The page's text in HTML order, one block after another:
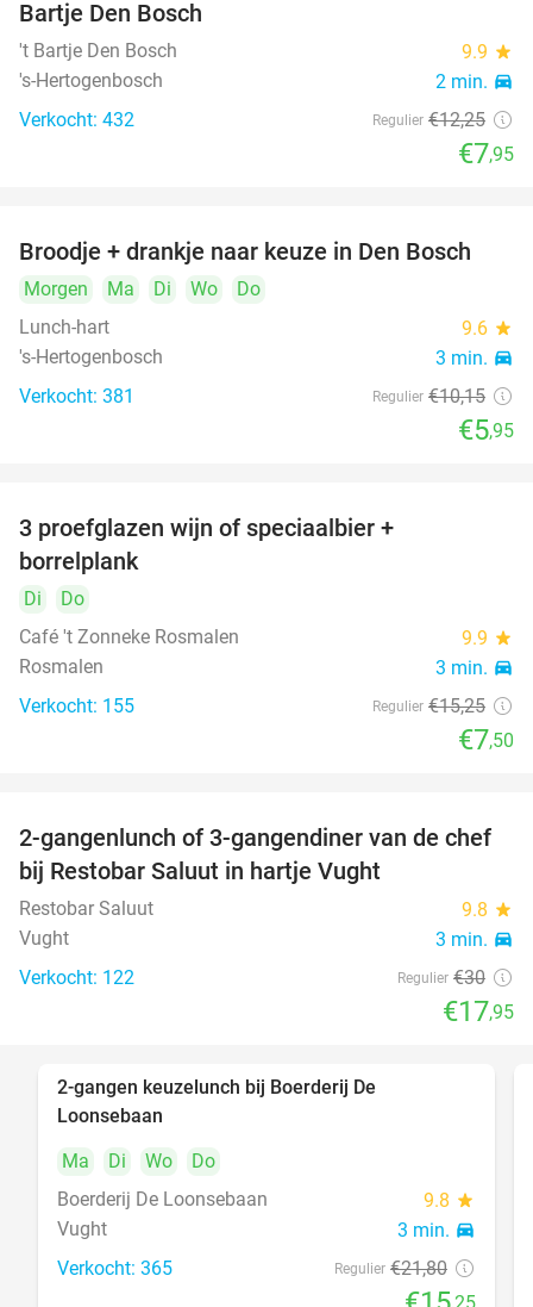
Bartje Den Bosch
't Bartje Den Bosch 9.9 star
's-Hertogenbosch 2 min. directions_car
Verkocht: 432 Regulier €12,25
€7,95
41%
Broodje + drankje naar keuze in Den Bosch
Morgen Ma Di Wo
Do
Lunch-hart
9.6 star
's-Hertogenbosch 3 min. directions_car
Verkocht: 381 Regulier €10,15
€5,95
3 proefglazen wijn of speciaalbier +
borrelplank
Di
Do
Café 't Zonneke Rosmalen
9.9 star
Rosmalen 3 min. directions_car
Verkocht: 155 Regulier €15,25
€7,50
40%
2-gangenlunch of 3-gangendiner van de chef
bij Restobar Saluut in hartje Vught
Restobar Saluut 9.8 star
Vught 3 min. directions_car
Verkocht: 122 Regulier €30
€17,95
2-gangen keuzelunch bij Boerderij De
Loonsebaan
Ma
Di Wo
Do
Boerderij De Loonsebaan
9.8 star
Vught 3 min. directions_car
Verkocht: 365 Regulier €21,80